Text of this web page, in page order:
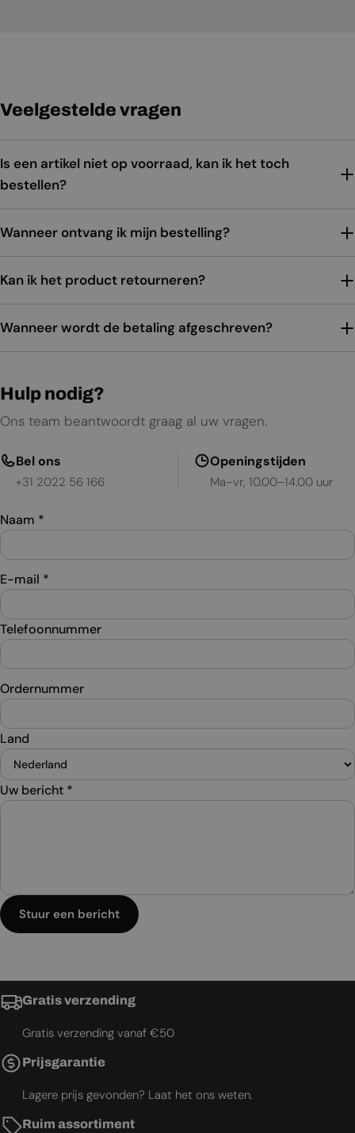
Veelgestelde vragen
Is een artikel niet op voorraad, kan ik het toch
bestellen?
Wanneer ontvang ik mijn bestelling?
Kan ik het product retourneren?
Wanneer wordt de betaling afgeschreven?
Hulp nodig?
Ons team beantwoordt graag al uw vragen.
Bel ons
+31 2022 56 166
Openingstijden
Ma–vr, 10.00–14.00 uur
Naam *
E-mail *
Telefoonnummer
Ordernummer
Land
Uw bericht *
Stuur een bericht
Gratis verzending
Gratis verzending vanaf €50
Prijsgarantie
Lagere prijs gevonden? Laat het ons weten.
Ruim assortiment